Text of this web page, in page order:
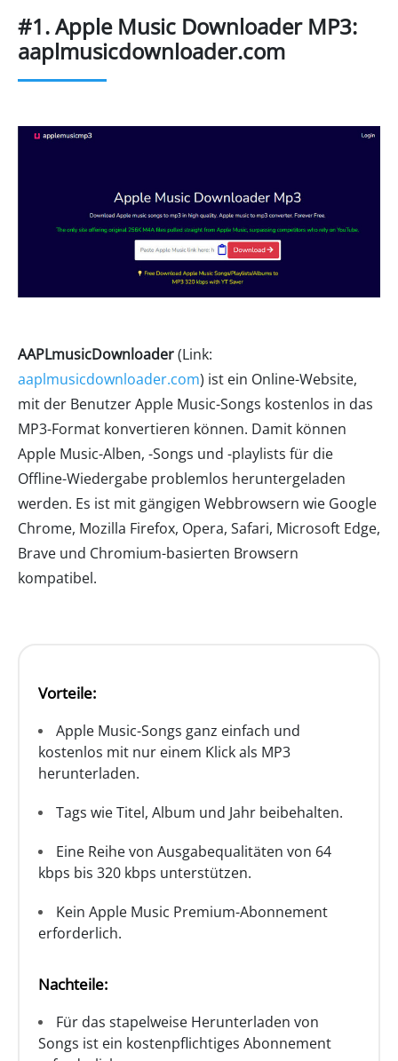
#1. Apple Music Downloader MP3:
aaplmusicdownloader.com
AAPLmusicDownloader(Link:
aaplmusicdownloader.com) ist ein Online-Website,
mit der Benutzer Apple Music-Songs kostenlos in das
MP3-Format konvertieren können. Damit können
Apple Music-Alben, -Songs und -playlists für die
Offline-Wiedergabe problemlos heruntergeladen
werden. Es ist mit gängigen Webbrowsern wie Google
Chrome, Mozilla Firefox, Opera, Safari, Microsoft Edge,
Brave und Chromium-basierten Browsern
kompatibel.
Vorteile:
Apple Music-Songs ganz einfach und
kostenlos mit nur einem Klick als MP3
herunterladen.
Tags wie Titel, Album und Jahr beibehalten.
Eine Reihe von Ausgabequalitäten von 64
kbps bis 320 kbps unterstützen.
Kein Apple Music Premium-Abonnement
erforderlich.
Nachteile:
Für das stapelweise Herunterladen von
Songs ist ein kostenpflichtiges Abonnement